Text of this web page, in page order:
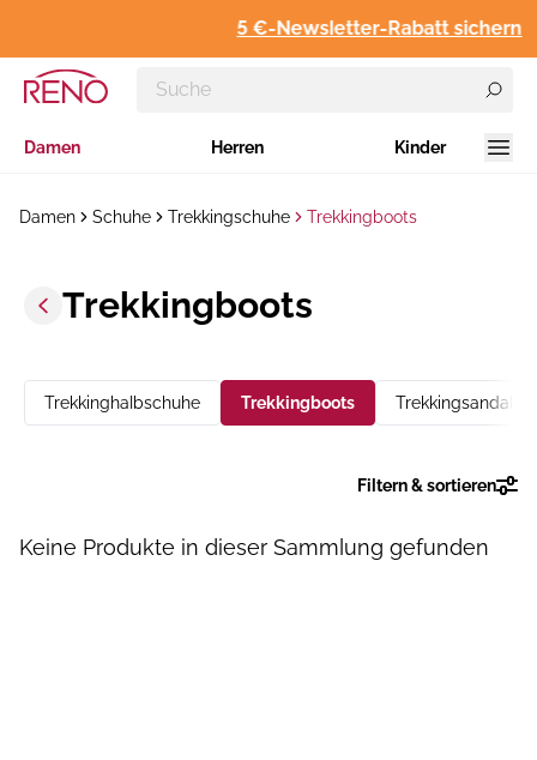
5 €-Newsletter-Rabatt sichern
Damen Herren Kinder
Damen Schuhe Trekkingschuhe Trekkingboots
Trekkingboots
Trekkinghalbschuhe Trekkingboots Trekkingsandalen
Filtern & sortieren
Keine Produkte in dieser Sammlung gefunden